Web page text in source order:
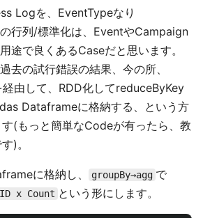
Logを、EventTypeなり
行列/標準化は、EventやCampaign
途で良くあるCaseだと思います。
去の試行錯誤の結果、今の所、
由して、RDD化してreduceByKey
Dataframeに格納する、という方
(もっと簡単なCodeが有ったら、教
)。
に格納し、 groupBy→agg で
x Count という形にします。